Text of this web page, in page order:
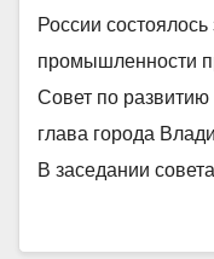
России
промышленности
Совет по
глава города
В заседании